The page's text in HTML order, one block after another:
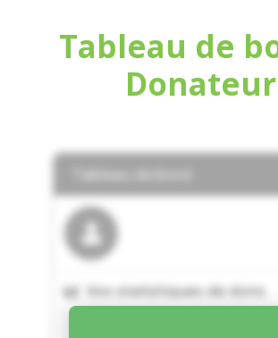
Tableau de
Donateur